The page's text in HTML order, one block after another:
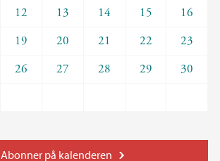
12 13 14 15
16
19 20 21 22
23
26 27 28 29
30
Abonner på kalenderen